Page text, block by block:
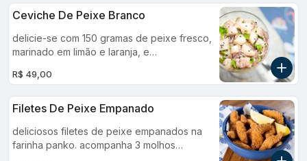
Ceviche De Peixe Branco
delicie-se com 150 gramas de peixe fresco,
marinado em limão e laranja, e
de cebola roxa, coentro, sal e azeite.
R$ 49,00
Filetes De Peixe Empanado
deliciosos filetes de peixe empanados na
farinha panko. acompanha 3 molhos